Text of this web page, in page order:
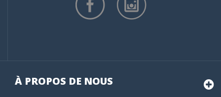
À PROPOS DE NOUS